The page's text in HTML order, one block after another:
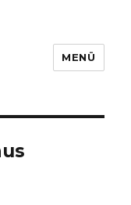
MENÜ